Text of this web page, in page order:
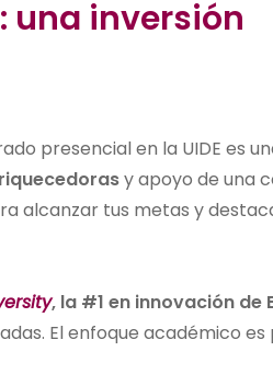
una inversión
presencial en la UIDE es
y apoyo de una
alcanzar tus metas y
, la #1 en innovación de
El enfoque académico es